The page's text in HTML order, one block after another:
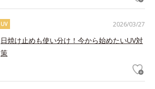
2026/03/27
UV
日焼け止めも使い分け！今から始めたいUV対
策